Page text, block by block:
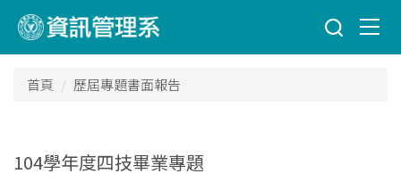
到
主
首頁 歷屆專題書面報告
104學年度四技畢業專題